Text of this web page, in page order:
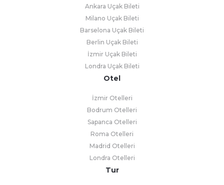
Ankara Uçak Bileti
Milano Uçak Bileti
Barselona Uçak Bileti
Berlin Uçak Bileti
İzmir Uçak Bileti
Londra Uçak Bileti
Otel
İzmir Otelleri
Bodrum Otelleri
Sapanca Otelleri
Roma Otelleri
Madrid Otelleri
Londra Otelleri
Tur